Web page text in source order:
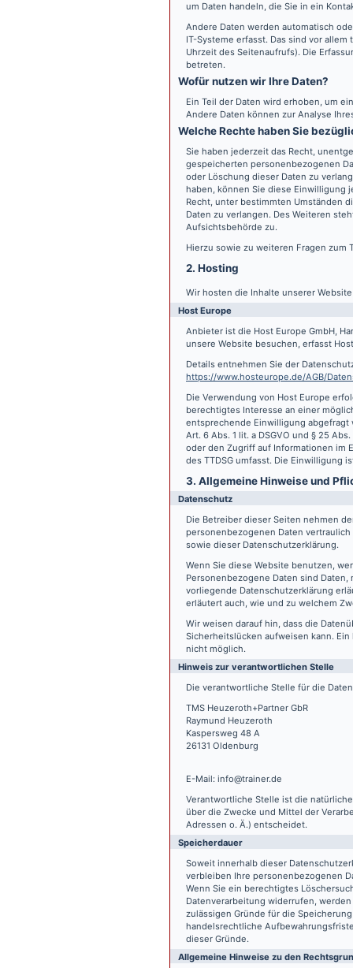
um Daten handeln, die Sie in ein
Andere Daten werden automatisch
IT-Systeme erfasst. Das sind vor
Uhrzeit des Seitenaufrufs). Die
betreten.
Wofür nutzen wir Ihre Daten?
Ein Teil der Daten wird erhoben, um
Andere Daten können zur Analyse
Welche Rechte haben Sie
Sie haben jederzeit das Recht,
gespeicherten personenbezogenen
oder Löschung dieser Daten zu
haben, können Sie diese Einwilligung
Recht, unter bestimmten Umständen
Daten zu verlangen. Des Weiteren
Aufsichtsbehörde zu.
Hierzu sowie zu weiteren Fragen zum
2. Hosting
Wir hosten die Inhalte unserer
Host Europe
Anbieter ist die Host Europe GmbH,
unsere Website besuchen, erfasst
Details entnehmen Sie der
https://www.hosteurope.de/AGB/
Die Verwendung von Host Europe
berechtigtes Interesse an einer
entsprechende Einwilligung abgefragt
Art. 6 Abs. 1 lit. a DSGVO und § 25
oder den Zugriff auf Informationen im
des TTDSG umfasst. Die Einwilligung
3. Allgemeine Hinweise und
Datenschutz
Die Betreiber dieser Seiten nehmen
personenbezogenen Daten
sowie dieser Datenschutzerklärung.
Wenn Sie diese Website benutzen,
Personenbezogene Daten sind
vorliegende Datenschutzerklärung
erläutert auch, wie und zu welchem
Wir weisen darauf hin, dass die
Sicherheitslücken aufweisen kann.
nicht möglich.
Hinweis zur verantwortlichen Stelle
Die verantwortliche Stelle für die
TMS Heuzeroth+Partner GbR
Raymund Heuzeroth
Kaspersweg 48 A
26131 Oldenburg
E-Mail: info@trainer.de
Verantwortliche Stelle ist die
über die Zwecke und Mittel der
Adressen o. Ä.) entscheidet.
Speicherdauer
Soweit innerhalb dieser
verbleiben Ihre personenbezogenen
Wenn Sie ein berechtigtes
Datenverarbeitung widerrufen,
zulässigen Gründe für die
handelsrechtliche
dieser Gründe.
Allgemeine Hinweise zu den